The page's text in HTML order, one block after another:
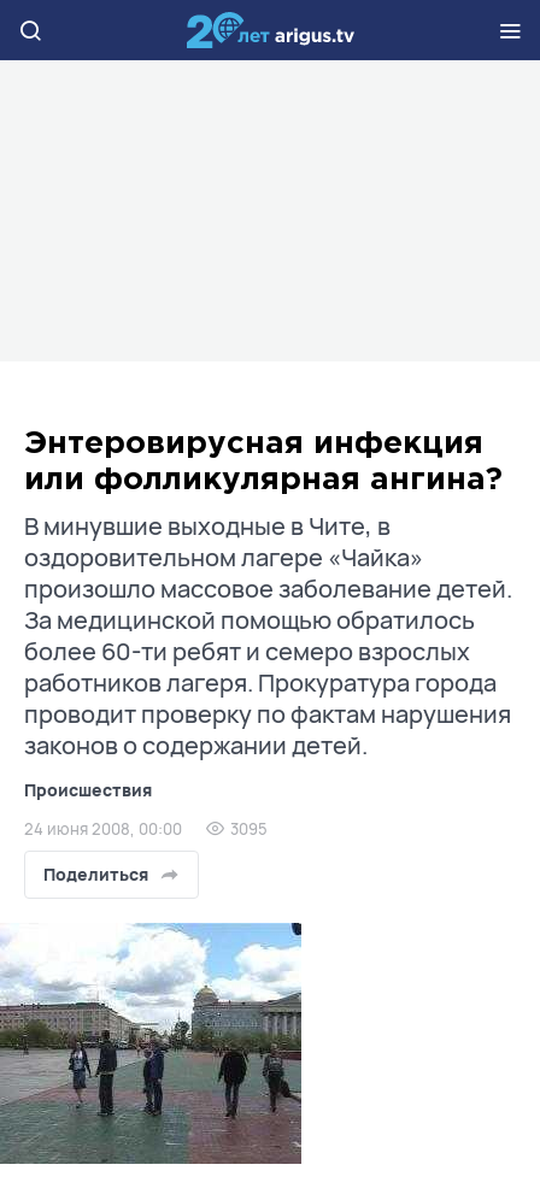
Энтеровирусная инфекция
или фолликулярная ангина?
В минувшие выходные в Чите, в
оздоровительном лагере «Чайка»
произошло массовое заболевание детей.
За медицинской помощью обратилось
более 60-ти ребят и семеро взрослых
работников лагеря. Прокуратура города
проводит проверку по фактам нарушения
законов о содержании детей.
Происшествия
24 июня 2008, 00:00 3095
Поделиться